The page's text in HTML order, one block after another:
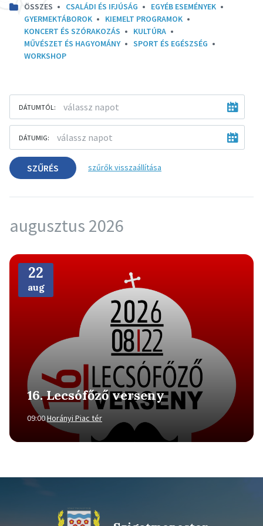
ÖSSZES CSALÁDI ÉS IFJÚSÁG
EGYÉB ESEMÉNYEK
GYERMEKTÁBOROK
KIEMELT PROGRAMOK
KONCERT ÉS SZÓRAKOZÁS
KULTÚRA
MŰVÉSZET ÉS HAGYOMÁNY
SPORT ÉS EGÉSZSÉG
WORKSHOP
DÁTUMTÓL:
DÁTUMIG:
SZŰRÉS szűrők visszaállítása
augusztus 2026
22
aug
16. Lecsófőző verseny
09:00Horányi Piac tér
More